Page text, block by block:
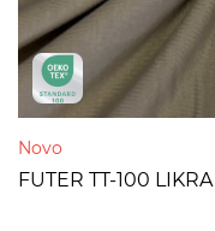
Novo
FUTER TT-100